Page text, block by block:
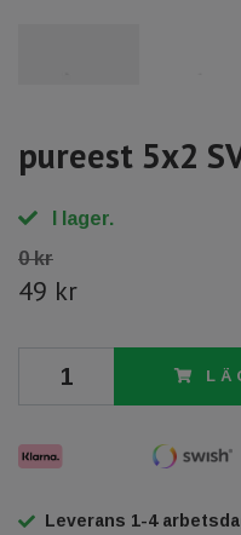
pureest 5x2
I lager.
0 kr
49 kr
Leverans 1-4